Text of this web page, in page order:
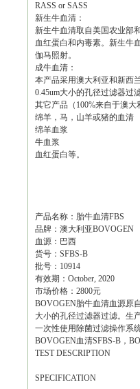
RASS or SASS
新生牛血清：
新生牛血清取自美国农业部
血红蛋白和内毒素。新生牛
伽马照射。
成牛血清：
本产品采用澳大利亚和新西
0.45um大小的孔径过滤器过
其它产品（100%来自于澳
绵羊，马，山羊或猪的血清
绵羊血浆
牛血浆
血红蛋白等。
产品名称：胎牛血清FBS
品牌：澳大利亚BOVOGEN
血源：巴西
货号：SFBS-B
批号：10914
有效期：October, 2020
市场价格：2800元
BOVOGEN胎牛血清血源原
大小的孔径过滤器过滤。生
一次性使用除菌过滤操作系
BOVOGEN血清SFBS-B，
TEST DESCRIPTION
SPECIFICATION